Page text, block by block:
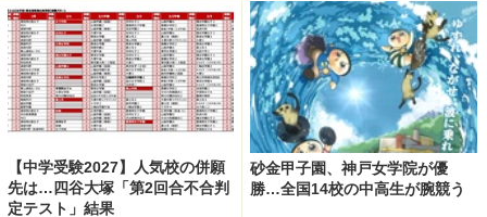
【中学受験2027】人気校の併願
先は…四谷大塚「第2回合不合判
定テスト」結果
砂金甲子園、神戸女学院が優
勝…全国14校の中高生が腕競う